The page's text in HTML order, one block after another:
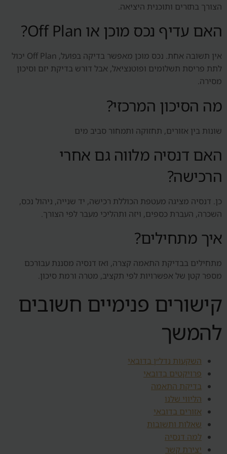
הצורך בתזרים ותוכנית היציאה.
האם עדיף נכס מוכן או Off Plan?
אין תשובה אחת. נכס מוכן מאפשר בדיקה בפועל, Off Plan יכול
לתת פריסת תשלומים ופוטנציאל, אבל דורש בדיקת יזם וסיכון
מסירה.
מה הסיכון המרכזי?
שונות בין אזורים, תחזוקה ותמחור סביב מים
האם דנסיה מלווה גם אחרי
הרכישה?
כן. דנסיה מציגה מעטפת הכוללת רכישה, יד שנייה, ניהול נכס,
השכרה, העברת כספים, ויזה ותהליכי מעבר לפי הצורך.
איך מתחילים?
מתחילים בבדיקת התאמה קצרה, ואז דנסיה מסננת עבורכם
מספר קטן של אפשרויות לפי תקציב, מטרה ורמת סיכון.
קישורים פנימיים חשובים
להמשך
השקעות נדל״ן בדובאי
פרויקטים בדובאי
בדיקת התאמה
הליווי שלנו
אזורים בדובאי
שאלות ותשובות
למה דנסיה
יצירת קשר